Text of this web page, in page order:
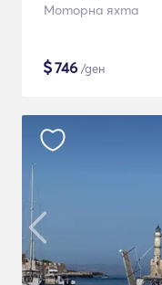
Моторна яхта
$746 /ден